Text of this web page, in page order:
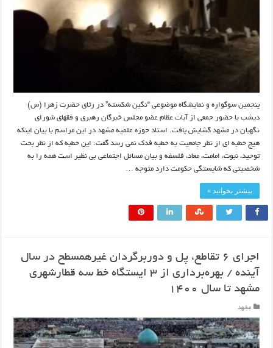
پنجمین سوگواره و نمایشگاه موضوعی “نگین شکسته” در رثای حضرت زهرا (س)
دیشب با حضور جمعی از آیات عظام عضو مجلس خبرگان رهبری و فقهای شورای
نگهبان در مشهد گشایش یافت. استاد حوزه علمیه مشهد در این مراسم با بیان اینکه
هیچ خطبه ای از نظر جامعیت به خطبه فدک نمی رسد گفت: این خطبه که از نظر بحث
توحید، نبوت، امامت، معاد، فلسفه و بیان مسائل اجتماعی بی نظیر است همه را به
شخصیتی که شایستگی حکومت دارد متوجه …
بیشتر بخوانید »
اجرای ۶ تقاطع، پل و دوربرگردان غیرهمسطح در سال
آینده / بهره‌برداری از ۳ ایستگاه خط سه قطارشهری
مشهد تا سال ۱۴۰۰
مشهد